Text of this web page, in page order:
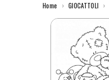
Home › GIOCATTOLI ›